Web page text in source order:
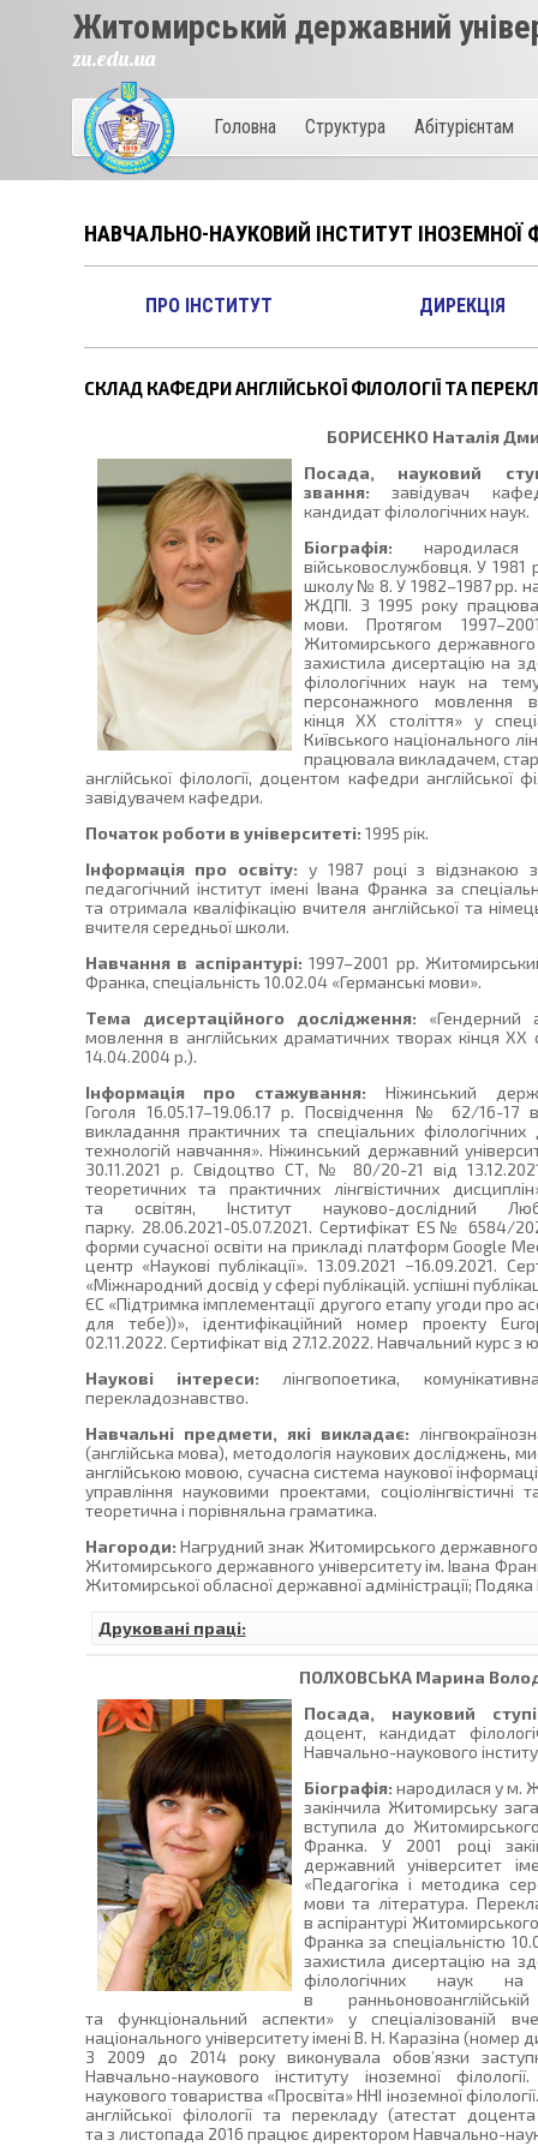
Житомирський державний
zu.edu.ua
Головна Структура Абітурієнтам
НАВЧАЛЬНО-НАУКОВИЙ ІНСТИТУТ ІНОЗЕМНОЇ
ПРО ІНСТИТУТ ДИРЕКЦІЯ
СКЛАД КАФЕДРИ АНГЛІЙСЬКОЇ ФІЛОЛОГІЇ ТА
БОРИСЕНКО Наталія
Посада, науковий
звання: завідувач
кандидат філологічних наук.
Біографія:
військовослужбовця. У
школу № 8. У 1982–1987 рр.
ЖДПІ. З 1995 року
мови. Протягом
Житомирського державного
захистила дисертацію на
філологічних наук на
персонажного мовлення
кінця ХХ століття» у
Київського національного
працювала викладачем,
англійської філології, доцентом кафедри
завідувачем кафедри.
Початок роботи в університеті: 1995 рік.
Інформація про освіту: у 1987 році з відзнакою
педагогічний інститут імені Івана Франка за
та отримала кваліфікацію вчителя англійської та
вчителя середньої школи.
Навчання в аспірантурі: 1997–2001 рр.
Франка, спеціальність 10.02.04 «Германські мови».
Тема дисертаційного дослідження: «Гендерний
мовлення в англійських драматичних творах кінця
14.04.2004 р.).
Інформація про стажування: Ніжинський
Гоголя 16.05.17–19.06.17 р. Посвідчення № 62/16-17
викладання практичних та спеціальних
технологій навчання». Ніжинський державний
30.11.2021 р. Свідоцтво СТ, № 80/20-21 від
теоретичних та практичних лінгвістичних
та освітян, Інститут науково-дослідний
парку. 28.06.2021-05.07.2021. Сертифікат ES№ 6584/
форми сучасної освіти на прикладі платформ Google
центр «Наукові публікації». 13.09.2021 −16.09.2021.
«Міжнародний досвід у сфері публікацій. успішні
ЄС «Підтримка імплементації другого етапу угоди про
для тебе))», ідентифікаційний номер проекту
02.11.2022. Сертифікат від 27.12.2022. Навчальний курс
Наукові інтереси: лінгвопоетика,
перекладознавство.
Навчальні предмети, які викладає:
(англійська мова), методологія наукових досліджень,
англійською мовою, сучасна система наукової
управління науковими проектами,
теоретична і порівняльна граматика.
Нагороди: Нагрудний знак Житомирського державного
Житомирського державного університету ім. Івана
Житомирської обласної державної адміністрації; Подяка
Друковані праці:
ПОЛХОВСЬКАМарина
Посада, науковий
доцент, кандидат
Навчально-наукового
Біографія: народилася у м.
закінчила Житомирську
вступила до Житомирського
Франка. У 2001 році
державний університет
«Педагогіка і методика
мови та література.
в аспірантурі
Франка за спеціальністю
захистила дисертацію на
філологічних наук на
в
та функціональний аспекти» у спеціалізованій
національного університету імені В. Н. Каразіна
З 2009 до 2014 року виконувала обов’язки
Навчально-наукового інституту іноземної
наукового товариства «Просвіта» ННІ іноземної
англійської філології та перекладу (атестат
та з листопада 2016 працює директором Навчально-